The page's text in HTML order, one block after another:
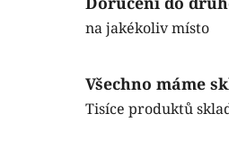
na jakékoliv místo
Všechno máme
Tisíce produktů